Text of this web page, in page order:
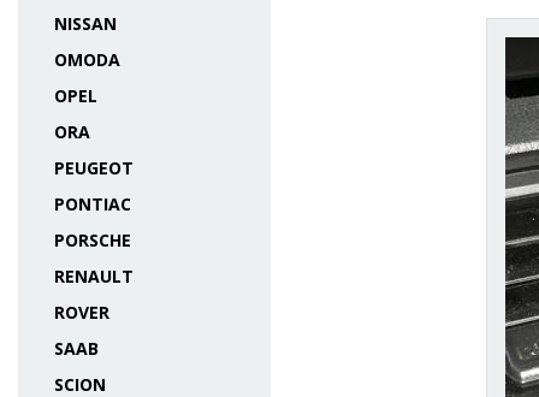
NISSAN
OMODA
OPEL
ORA
PEUGEOT
PONTIAC
PORSCHE
RENAULT
ROVER
SAAB
SCION